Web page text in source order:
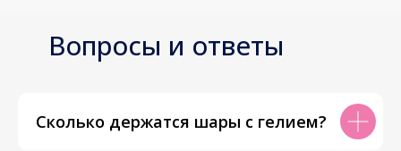
Вопросы и ответы
Сколько держатся шары с гелием?